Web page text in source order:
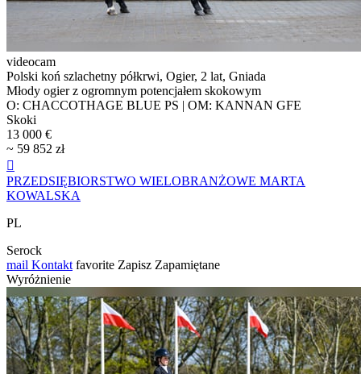
videocam
Polski koń szlachetny półkrwi, Ogier, 2 lat, Gniada
Młody ogier z ogromnym potencjałem skokowym
O: CHACCOTHAGE BLUE PS | OM: KANNAN GFE
Skoki
13 000 €
~ 59 852 zł

PRZEDSIĘBIORSTWO WIELOBRANŻOWE MARTA
KOWALSKA
PL
Serock
mail Kontakt favorite Zapisz Zapamiętane
Wyróżnienie